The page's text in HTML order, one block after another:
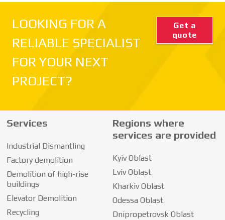
LOOKING FOR A
RELIABLE SPECIALIST
FOR YOUR NEXT
PROJECT?
Get a
quote
Services
Industrial Dismantling
Factory demolition
Demolition of high-rise
buildings
Elevator Demolition
Recycling
Regions where
services are provided
Kyiv Oblast
Lviv Oblast
Kharkiv Oblast
Odessa Oblast
Dnipropetrovsk Oblast